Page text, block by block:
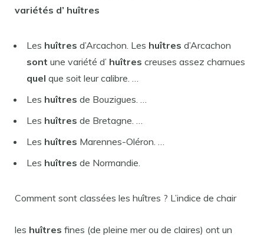
variétés d’ huîtres
Les huîtres d’Arcachon. Les huîtres d’Arcachon
sont une variété d’ huîtres creuses assez charnues
quel que soit leur calibre. …
Les huîtres de Bouzigues. …
Les huîtres de Bretagne. …
Les huîtres Marennes-Oléron. …
Les huîtres de Normandie.
Comment sont classées les huîtres ? L’indice de chair
les huîtres fines (de pleine mer ou de claires) ont un